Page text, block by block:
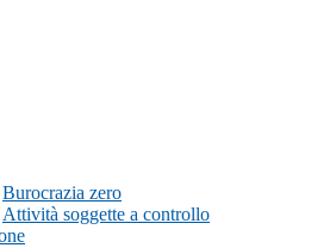
Burocrazia zero
Attività soggette a controllo